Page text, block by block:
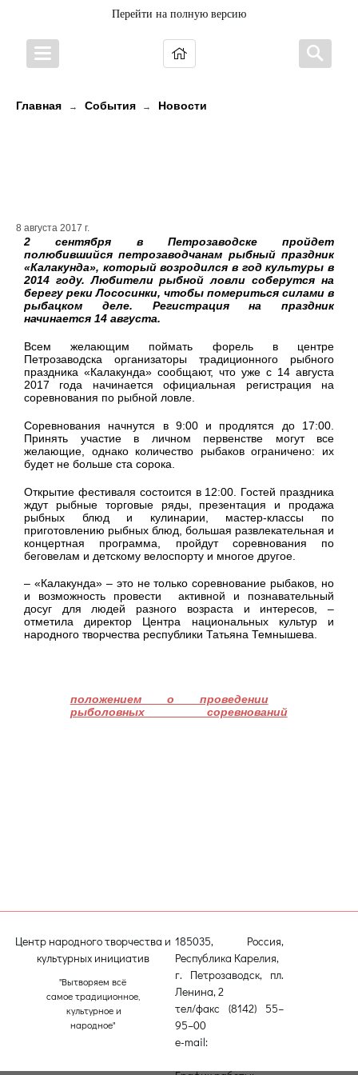
Перейти на полную версию
Главная → События → Новости
8 августа 2017 г.
2 сентября в Петрозаводске пройдет
полюбившийся петрозаводчанам рыбный праздник
«Калакунда», который возродился в год культуры в
2014 году. Любители рыбной ловли соберутся на
берегу реки Лососинки, чтобы помериться силами в
рыбацком деле. Регистрация на праздник
начинается 14 августа.
Всем желающим поймать форель в центре
Петрозаводска организаторы традиционного рыбного
праздника «Калакунда» сообщают, что уже с 14 августа
2017 года начинается официальная регистрация на
соревнования по рыбной ловле.
Соревнования начнутся в 9:00 и продлятся до 17:00.
Принять участие в личном первенстве могут все
желающие, однако количество рыбаков ограничено: их
будет не больше ста сорока.
Открытие фестиваля состоится в 12:00. Гостей праздника
ждут рыбные торговые ряды, презентация и продажа
рыбных блюд и кулинарии, мастер-классы по
приготовлению рыбных блюд, большая развлекательная и
концертная программа, пройдут соревнования по
беговелам и детскому велоспорту и многое другое.
– «Калакунда» – это не только соревнование рыбаков, но
и возможность провести активной и познавательный
досуг для людей разного возраста и интересов, –
отметила директор Центра национальных культур и
народного творчества республики Татьяна Темнышева.
положением о проведении
рыболовных соревнований,
Центр народного творчества и
культурных инициатив
"Вытворяем всё
самое традиционное,
культурное и
народное"
185035, Россия,
Республика Карелия,
г. Петрозаводск, пл.
Ленина, 2
тел/факс (8142) 55–
95–00
e-mail: